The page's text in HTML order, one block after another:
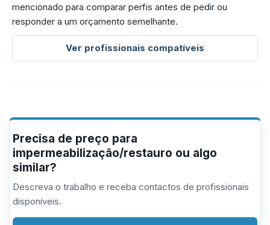
mencionado para comparar perfis antes de pedir ou
responder a um orçamento semelhante.
Ver profissionais compatíveis
Precisa de preço para
impermeabilização/restauro ou algo
similar?
Descreva o trabalho e receba contactos de profissionais
disponíveis.